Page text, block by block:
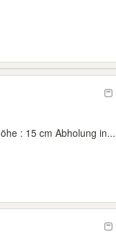
: 15 cm Abholung in...